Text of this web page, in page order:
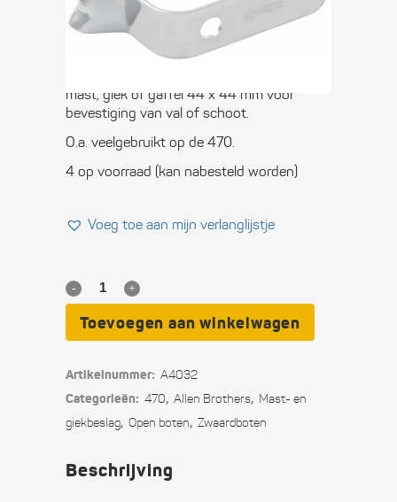
€6,00
mast, giek of gaffel 44 x 44 mm voor
bevestiging van val of schoot.
O.a. veelgebruikt op de 470.
4 op voorraad (kan nabesteld worden)
Voeg toe aan mijn verlanglijstje
RVS
beugel
profiel
44
Toevoegen aan winkelwagen
Artikelnummer: A4032
Categorieën: 470, Allen Brothers, Mast- en
giekbeslag, Open boten, Zwaard­boten
Beschrijving